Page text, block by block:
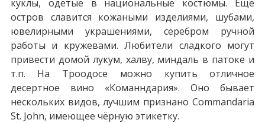
куклы, одетые в национальные костюмы. Ещё
остров славится кожаными изделиями, шубами,
ювелирными украшениями, серебром ручной
работы и кружевами. Любители сладкого могут
привести домой лукум, халву, миндаль в патоке и
т.п. На Троодосе можно купить отличное
десертное вино «Команндария». Оно бывает
нескольких видов, лучшим признано Commandaria
St. John, имеющее чёрную этикетку.